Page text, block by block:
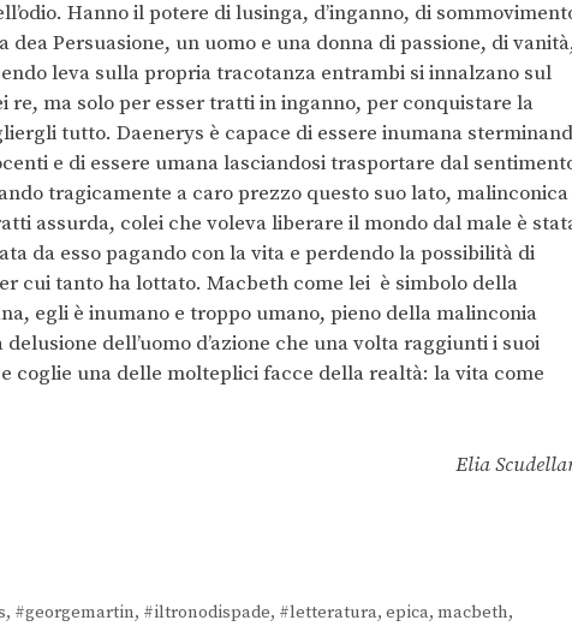
Hanno il potere di lusinga, d’inganno, di
dea Persuasione, un uomo e una donna di passione, di
leva sulla propria tracotanza entrambi si innalzano sul
re, ma solo per esser tratti in inganno, per conquistare la
tutto. Daenerys è capace di essere inumana
e di essere umana lasciandosi trasportare dal
tragicamente a caro prezzo questo suo lato, malinconica
assurda, colei che voleva liberare il mondo dal male è
da esso pagando con la vita e perdendo la possibilità di
cui tanto ha lottato. Macbeth come lei è simbolo della
egli è inumano e troppo umano, pieno della malinconia
dell’uomo d’azione che una volta raggiunti i suoi
coglie una delle molteplici facce della realtà: la vita come
Elia
, #georgemartin, #iltronodispade, #letteratura, epica, macbeth,